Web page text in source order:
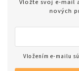
Vložte svoj e-mail
nových
Vložením e-mailu